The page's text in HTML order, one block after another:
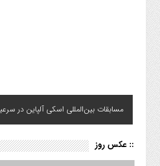
مسابقات بین‌المللی اسکی آلپاین در
:: عکس روز